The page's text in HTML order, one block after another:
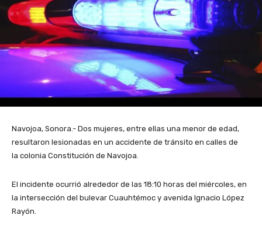
Navojoa, Sonora.- Dos mujeres, entre ellas una menor de edad,
resultaron lesionadas en un accidente de tránsito en calles de
la colonia Constitución de Navojoa.
El incidente ocurrió alrededor de las 18:10 horas del miércoles, en
la intersección del bulevar Cuauhtémoc y avenida Ignacio López
Rayón.